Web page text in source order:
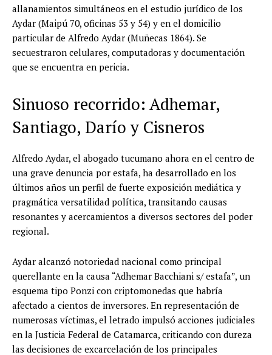
allanamientos simultáneos en el estudio jurídico de los
Aydar (Maipú 70, oficinas 53 y 54) y en el domicilio
particular de Alfredo Aydar (Muñecas 1864). Se
secuestraron celulares, computadoras y documentación
que se encuentra en pericia.
Sinuoso recorrido: Adhemar,
Santiago, Darío y Cisneros
Alfredo Aydar, el abogado tucumano ahora en el centro de
una grave denuncia por estafa, ha desarrollado en los
últimos años un perfil de fuerte exposición mediática y
pragmática versatilidad política, transitando causas
resonantes y acercamientos a diversos sectores del poder
regional.
Aydar alcanzó notoriedad nacional como principal
querellante en la causa “Adhemar Bacchiani s/ estafa”, un
esquema tipo Ponzi con criptomonedas que habría
afectado a cientos de inversores. En representación de
numerosas víctimas, el letrado impulsó acciones judiciales
en la Justicia Federal de Catamarca, criticando con dureza
las decisiones de excarcelación de los principales